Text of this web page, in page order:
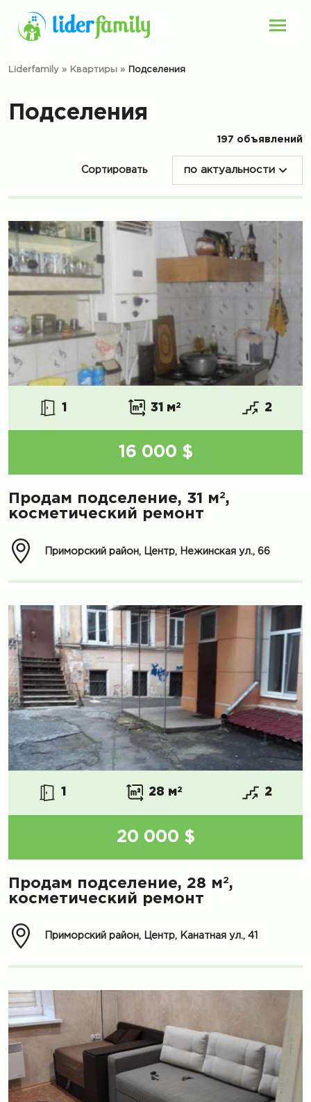
Liderfamily » Квартиры » Подселения
Подселения
197 объявлений
Сортировать по актуальности
1 31 м2 2
16 000 $
Продам подселение, 31 м2,
косметический ремонт
Приморский район, Центр, Нежинская ул., 66
1 28 м2 2
20 000 $
Продам подселение, 28 м2,
косметический ремонт
Приморский район, Центр, Канатная ул., 41